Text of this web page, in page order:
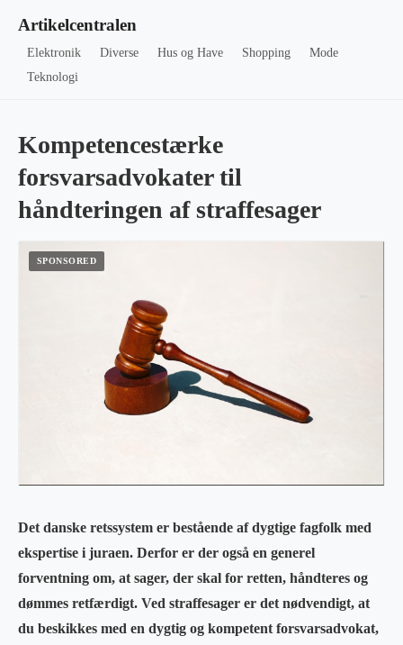
Artikelcentralen
Elektronik Diverse Hus og Have Shopping
Mode
Teknologi
Kompetencestærke
forsvarsadvokater til
håndteringen af straffesager
Det danske retssystem er bestående af dygtige fagfolk med
ekspertise i juraen. Derfor er der også en generel
forventning om, at sager, der skal for retten, håndteres og
dømmes retfærdigt. Ved straffesager er det nødvendigt, at
du beskikkes med en dygtig og kompetent forsvarsadvokat,